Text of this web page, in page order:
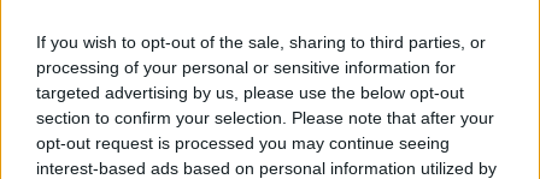
If you wish to opt-out of the sale, sharing to third parties, or
processing of your personal or sensitive information for
targeted advertising by us, please use the below opt-out
section to confirm your selection. Please note that after your
opt-out request is processed you may continue seeing
interest-based ads based on personal information utilized by
00:00 - Az ír
43:10 - Házassági történet
1:03:29 - Ace Ventura
1:20:17 - Bónusz Scorsese (bekapcsolva maradt a
mikrofon)